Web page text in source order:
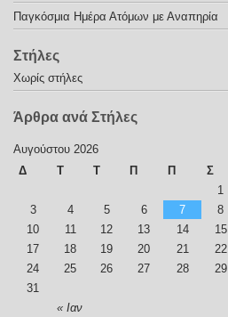
Παγκόσμια Ημέρα Ατόμων με Αναπηρία
Στήλες
Χωρίς στήλες
Άρθρα ανά Στήλες
Αυγούστου 2026
Δ
Τ Τ Π Π Σ
« Ιαν
1
3
4 5 6 7 8
10
11 12 13 14 15
17
18 19 20 21 22
24
25 26 27 28 29
31